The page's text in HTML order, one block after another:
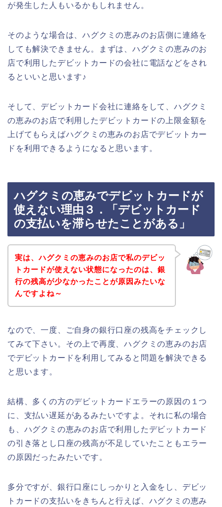
が発生した人もいるかもしれません。
そのような場合は、ハグクミの恵みのお店側に連絡を
しても解決できません。まずは、ハグクミの恵みのお
店で利用したデビットカードの会社に電話などをされ
るといいと思います♪
そして、デビットカード会社に連絡をして、ハグクミ
の恵みのお店で利用したデビットカードの上限金額を
上げてもらえばハグクミの恵みのお店でデビットカー
ドを利用できるようになると思います。
ハグクミの恵みでデビットカードが
使えない理由３．「デビットカード
の支払いを滞らせたことがある」
実は、ハグクミの恵みのお店で私のデビッ
トカードが使えない状態になったのは、銀
行の残高が少なかったことが原因みたいな
んですよね～
なので、一度、ご自身の銀行口座の残高をチェックし
てみて下さい。その上で再度、ハグクミの恵みのお店
でデビットカードを利用してみると問題を解決できる
と思います。
結構、多くの方のデビットカードエラーの原因の１つ
に、支払い遅延があるみたいですよ。それに私の場合
も、ハグクミの恵みのお店で利用したデビットカード
の引き落とし口座の残高が不足していたこともエラー
の原因だったみたいです。
多分ですが、銀行口座にしっかりと入金をし、デビッ
トカードの支払いをきちんと行えば、ハグクミの恵み